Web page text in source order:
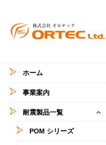
ック
全標識ラベルの販売
ホーム
事業案内
耐震製品一覧
サ
POM シリーズ